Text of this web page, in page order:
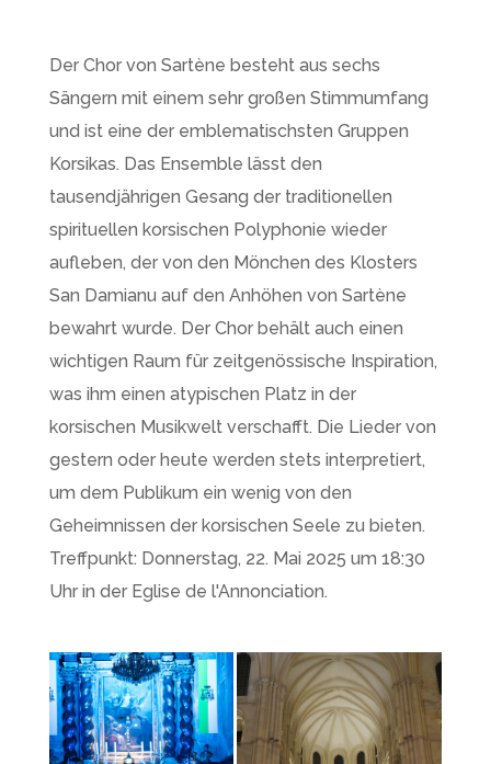
Der Chor von Sartène besteht aus sechs
Sängern mit einem sehr großen Stimmumfang
und ist eine der emblematischsten Gruppen
Korsikas. Das Ensemble lässt den
tausendjährigen Gesang der traditionellen
spirituellen korsischen Polyphonie wieder
aufleben, der von den Mönchen des Klosters
San Damianu auf den Anhöhen von Sartène
bewahrt wurde. Der Chor behält auch einen
wichtigen Raum für zeitgenössische Inspiration,
was ihm einen atypischen Platz in der
korsischen Musikwelt verschafft. Die Lieder von
gestern oder heute werden stets interpretiert,
um dem Publikum ein wenig von den
Geheimnissen der korsischen Seele zu bieten.
Treffpunkt: Donnerstag, 22. Mai 2025 um 18:30
Uhr in der Eglise de l'Annonciation.